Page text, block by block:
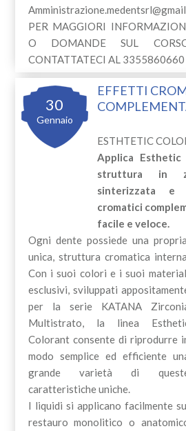
PER MAGGIORI
O DOMANDE SUL
CONTATTATECI AL 3355860660
30
Gennaio
EFFETTI
ESTHTETIC
Applica Esthetic
struttura in
sinterizzata
cromatici
facile e veloce.
Ogni dente possiede una
unica, struttura cromatica
Con i suoi colori e i suoi
esclusivi, sviluppati
per la serie KATANA
Multistrato, la linea
Colorant consente di riprodurre
modo semplice ed efficiente
grande varietà di
caratteristiche uniche.
I liquidi si applicano facilmente
restauro monolitico o